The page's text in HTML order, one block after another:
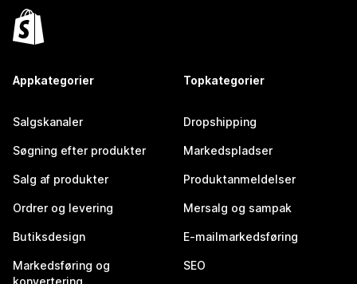
Appkategorier
Salgskanaler
Søgning efter produkter
Salg af produkter
Ordrer og levering
Butiksdesign
Markedsføring og
Topkategorier
Dropshipping
Markedspladser
Produktanmeldelser
Mersalg og sampak
E-mailmarkedsføring
SEO